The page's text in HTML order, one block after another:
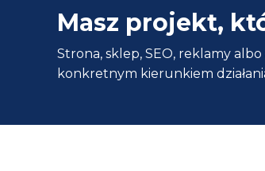
Podstawy
WordPress
na
szybko.
Masz projekt,
Strona, sklep, SEO, reklamy
konkretnym kierunkiem